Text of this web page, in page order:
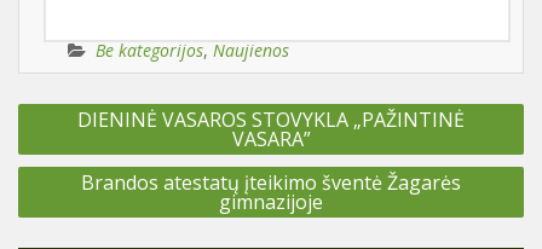
Be kategorijos, Naujienos
Navigacija
DIENINĖ VASAROS STOVYKLA „PAŽINTINĖ
VASARA”
Brandos atestatų įteikimo šventė Žagarės
gimnazijoje